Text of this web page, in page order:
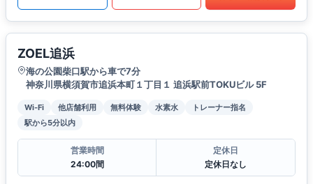
ZOEL追浜
海の公園柴口駅から車で7分
神奈川県横須賀市追浜本町１丁目１ 追浜駅前TOKUビル 5F
Wi-Fi 他店舗利用 無料体験 水素水
トレーナー指名
駅から5分以内
営業時間
24:00間
定休日
定休日なし